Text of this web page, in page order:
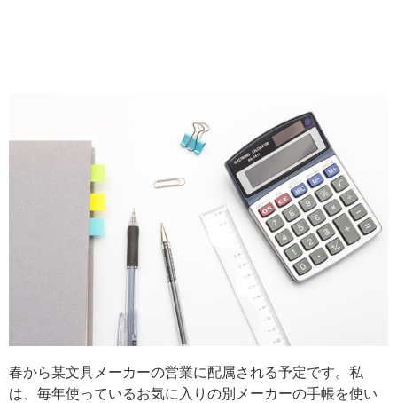
春から某文具メーカーの営業に配属される予定です。私
は、毎年使っているお気に入りの別メーカーの手帳を使い